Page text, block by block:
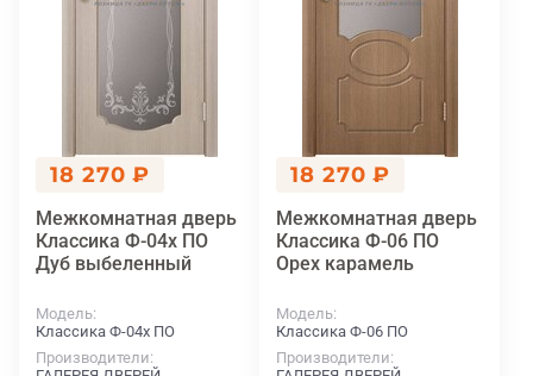
18 270 ₽
Межкомнатная дверь
Классика Ф-04х ПО
Дуб выбеленный
Модель
Классика Ф-04х ПО
Производители
18 270 ₽
Межкомнатная дверь
Классика Ф-06 ПО
Орех карамель
Модель
Классика Ф-06 ПО
Производители